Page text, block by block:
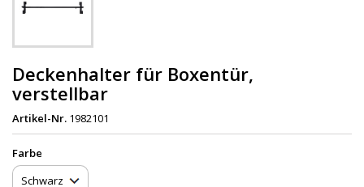
Deckenhalter für Boxentür,
verstellbar
Artikel-Nr. 1982101
Farbe